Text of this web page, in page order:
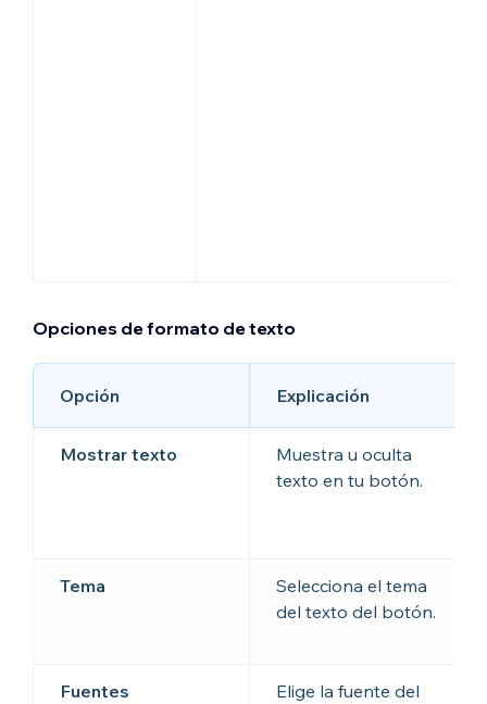
Opciones de formato de texto
Opción Explicación
Mostrar texto
Muestra u oculta
texto en tu botón.
Tema
Selecciona el tema
del texto del botón.
Fuentes
Elige la fuente del